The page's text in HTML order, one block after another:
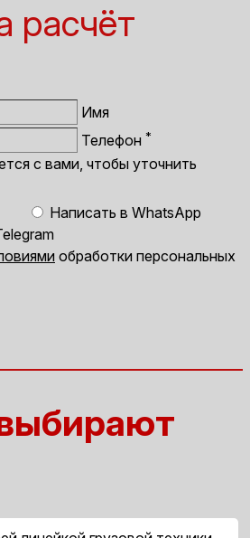
расчёт
Имя
Телефон *
с вами, чтобы уточнить
Написать в WhatsApp
обработки персональных